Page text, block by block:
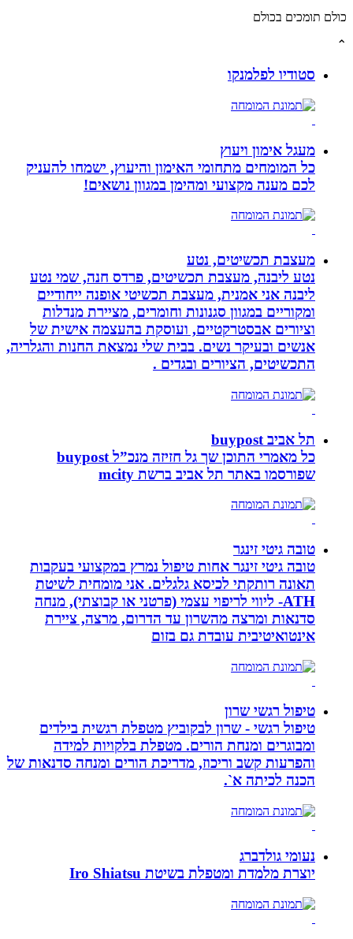
בכולם
סטודיו לפלמנקו
מעגל אימון ויעוץ
כל המומחים מתחומי האימון והיעוץ, ישמחו להעניק
לכם מענה מקצועי ומהימן במגוון נושאים!
מעצבת תכשיטים, נטע
נטע ליבנה, מעצבת תכשיטים, פרדס חנה, שמי נטע
ליבנה אני אמנית, מעצבת תכשיטי אופנה ייחודיים
ומקוריים במגוון סגנונות וחומרים, מציירת מנדלות
וציורים אבסטרקטיים, ועוסקת בהעצמה אישית של
אנשים ובעיקר נשים. בבית שלי נמצאת החנות והגלריה,
התכשיטים, הציורים ובגדים .
תל אביב buypost
כל מאמרי התוכן שך גל חזיזה מנכ”ל buypost
שפורסמו באתר תל אביב ברשת mcity
טובה גיטי זינגר
טובה גיטי זינגר אחות טיפול נמרץ במקצועי בעקבות
תאונה רותקתי לכיסא גלגלים. אני מומחית לשיטת
ATH- ליווי לריפוי עצמי (פרטני או קבוצתי), מנחה
סדנאות ומרצה מהשרון עד הדרום, מרצה, ציירת
אינטואיטיבית עובדת גם בזום
טיפול רגשי שרון
טיפול רגשי - שרון לבקוביץ מטפלת רגשית בילדים
ומבוגרים ומנחת הורים. מטפלת בלקויות למידה
והפרעות קשב וריכוז, מדריכת הורים ומנחה סדנאות של
הכנה לכיתה א`.
נעומי גולדברג
יוצרת מלמדת ומטפלת בשיטת Iro Shiatsu